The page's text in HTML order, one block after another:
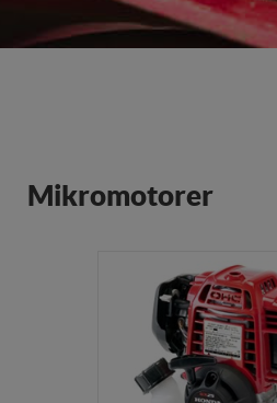
Mikromotorer